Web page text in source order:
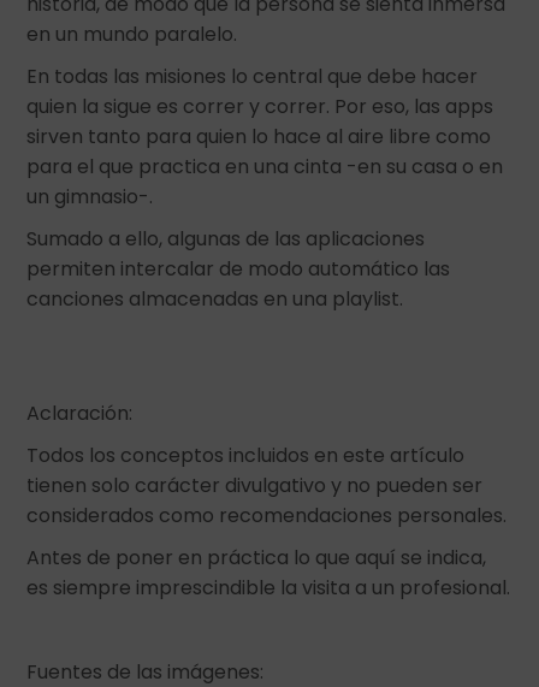
en un mundo paralelo.
En todas las misiones lo central que debe hacer
quien la sigue es correr y correr. Por eso, las apps
sirven tanto para quien lo hace al aire libre como
para el que practica en una cinta -en su casa o en
un gimnasio-.
Sumado a ello, algunas de las aplicaciones
permiten intercalar de modo automático las
canciones almacenadas en una playlist.
Aclaración:
Todos los conceptos incluidos en este artículo
tienen solo carácter divulgativo y no pueden ser
considerados como recomendaciones personales.
Antes de poner en práctica lo que aquí se indica,
es siempre imprescindible la visita a un profesional.
Fuentes de las imágenes: